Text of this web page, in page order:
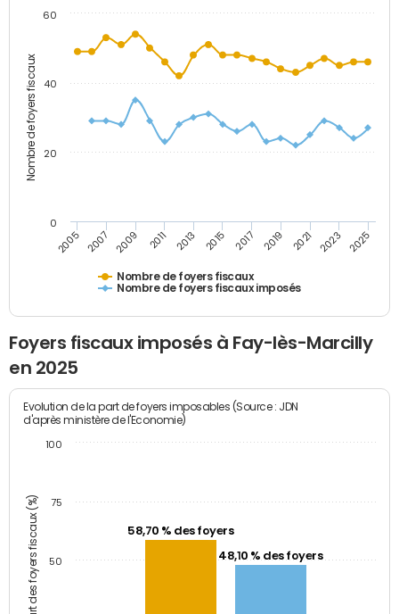
Nombre de foyers fiscaux
Nombre de foyers fiscaux
Nombre de foyers fiscaux imposés
2005 2007 2009 2011 2013 2015 2017 2019 2021 2023 2025
0
20
40
60
Foyers fiscaux imposés à Fay-lès-Marcilly
en 2025
Part des foyers fiscaux (%)
Evolution de la part de foyers imposables (Source : JDN
d'après ministère de l'Economie)
58,70 % des foyers
48,10 % des foyers
50
75
100